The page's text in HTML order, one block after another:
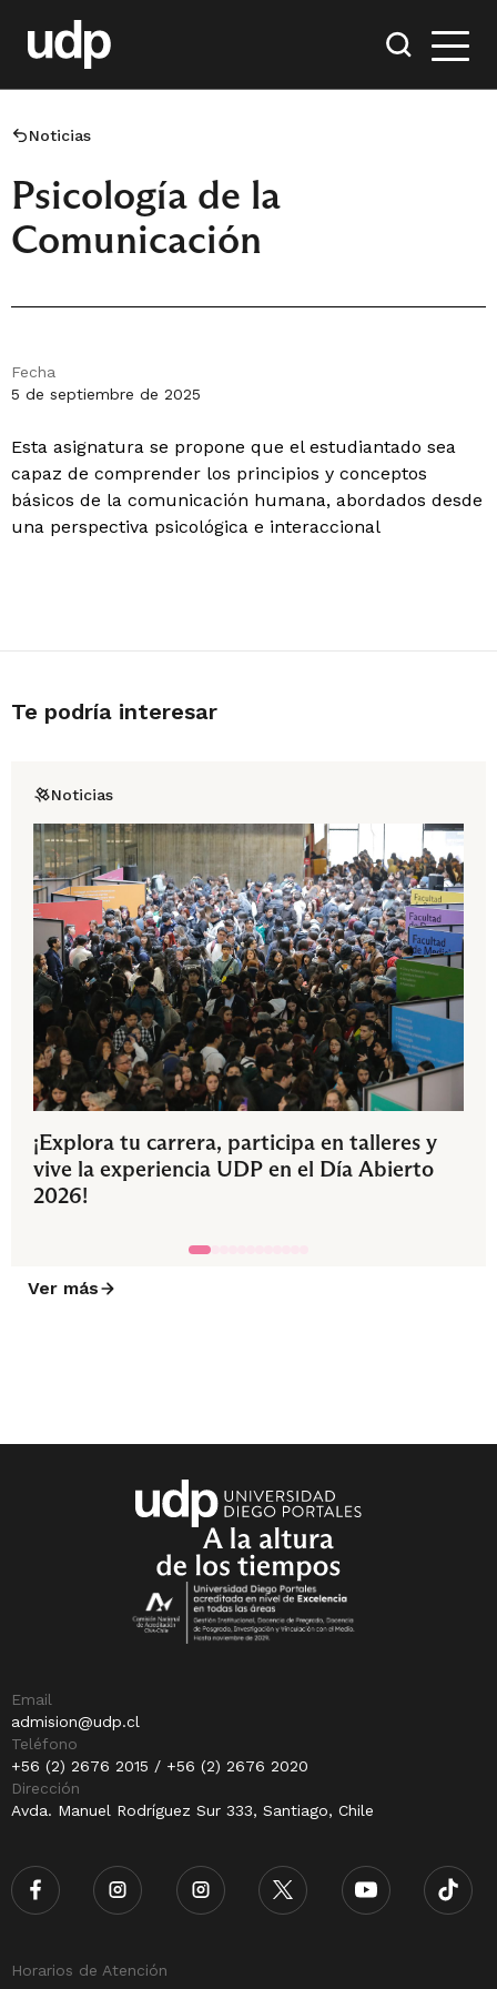
Noticias
Psicología de la
Comunicación
Fecha
5 de septiembre de 2025
Esta asignatura se propone que el estudiantado sea
capaz de comprender los principios y conceptos
básicos de la comunicación humana, abordados desde
una perspectiva psicológica e interaccional
Te podría interesar
Noticias
¡Explora tu carrera, participa en talleres y
vive la experiencia UDP en el Día Abierto
2026!
Ver más
Email
admision@udp.cl
Teléfono
+56 (2) 2676 2015 / +56 (2) 2676 2020
Dirección
Avda. Manuel Rodríguez Sur 333, Santiago, Chile
Horarios de Atención